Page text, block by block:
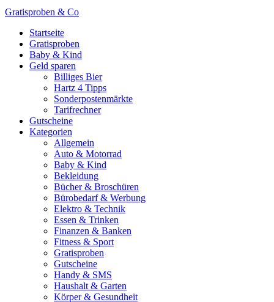
Gratisproben & Co
Startseite
Gratisproben
Baby & Kind
Geld sparen
Billiges Bier
Hartz 4 Tipps
Sonderpostenmärkte
Tarifrechner
Gutscheine
Kategorien
Allgemein
Auto & Motorrad
Baby & Kind
Bekleidung
Bücher & Broschüren
Bürobedarf & Werbung
Elektro & Technik
Essen & Trinken
Finanzen & Banken
Fitness & Sport
Gratisproben
Gutscheine
Handy & SMS
Haushalt & Garten
Körper & Gesundheit